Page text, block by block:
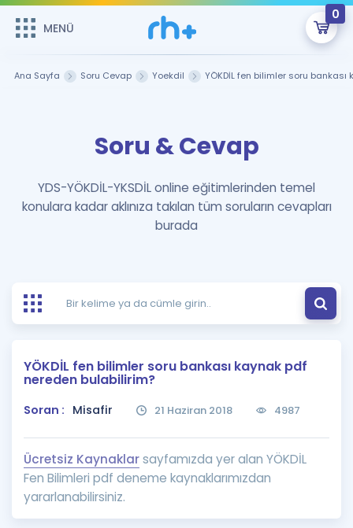
MENÜ
0
Şifremi Hatırlamıyorum
GİRİŞ YAP
Remzi Hoca ile seni sınava hazırlayacak onlarca eğitim seni
bekliyor!
MENÜ
Çalışma Paketleri
Kitaplar ve Kaynaklar
Ücretsiz Kaynaklar
Puan Hesaplama
Rehberlik Aracı
ÖSYM Sınav Takvimi
Kampanyalar
Blog
İngilizce Gramer
Hakkımızda
Ana Sayfa Soru Cevap Yoekdil YÖKDİL fen bilimler soru
Soru & Cevap
YDS-YÖKDİL-YKSDİL online eğitimlerinden temel
konulara kadar aklınıza takılan tüm soruların cevapları
burada
YÖKDİL fen bilimler soru bankası kaynak pdf
nereden bulabilirim?
Soran : Misafir 21 Haziran 2018 4987
Ücretsiz Kaynaklarsayfamızda yer alan YÖKDİL
Fen Bilimleri pdf deneme kaynaklarımızdan
yararlanabilirsiniz.